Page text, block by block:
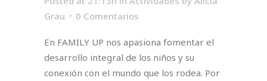
Grau
0 Comentarios
En FAMILY UP nos apasiona fomentar el
desarrollo integral de los niños y su
conexión con el mundo que los rodea. Por